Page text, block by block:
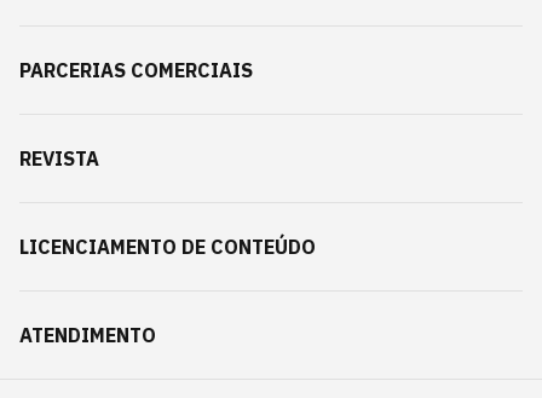
PARCERIAS COMERCIAIS
REVISTA
LICENCIAMENTO DE CONTEÚDO
ATENDIMENTO